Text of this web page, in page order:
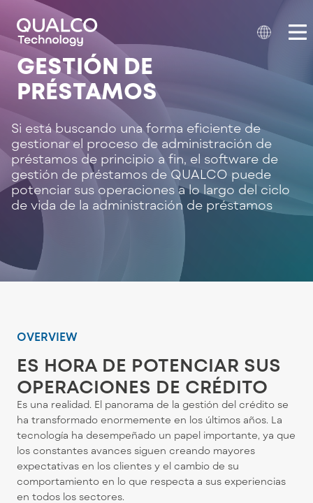
GESTIÓN DE
PRÉSTAMOS
Si está buscando una forma eficiente de
gestionar el proceso de administración de
préstamos de principio a fin, el software de
gestión de préstamos de QUALCO puede
potenciar sus operaciones a lo largo del ciclo
de vida de la administración de préstamos
OVERVIEW
ES HORA DE POTENCIAR SUS
OPERACIONES DE CRÉDITO
Es una realidad. El panorama de la gestión del crédito se
ha transformado enormemente en los últimos años. La
tecnología ha desempeñado un papel importante, ya que
los constantes avances siguen creando mayores
expectativas en los clientes y el cambio de su
comportamiento en lo que respecta a sus experiencias
en todos los sectores.